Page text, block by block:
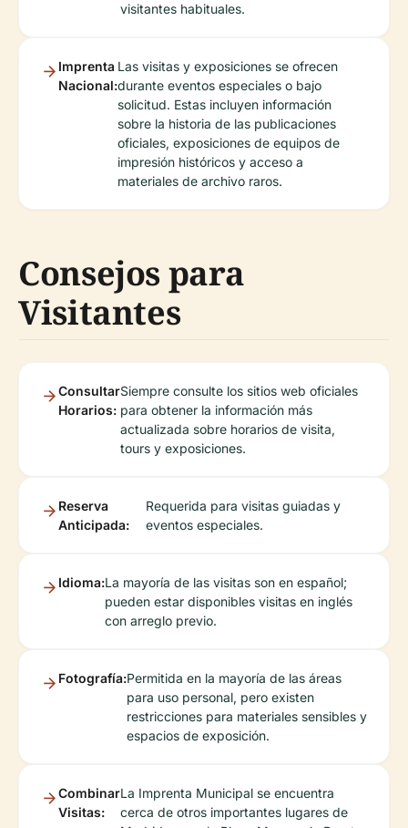
visitantes habituales.
Imprenta
Nacional:
Las visitas y exposiciones se ofrecen
durante eventos especiales o bajo
solicitud. Estas incluyen información
sobre la historia de las publicaciones
oficiales, exposiciones de equipos de
impresión históricos y acceso a
materiales de archivo raros.
Consejos para
Visitantes
Consultar
Horarios:
Siempre consulte los sitios web oficiales
para obtener la información más
actualizada sobre horarios de visita,
tours y exposiciones.
Reserva
Anticipada:
Requerida para visitas guiadas y
eventos especiales.
Idioma:La mayoría de las visitas son en español;
pueden estar disponibles visitas en inglés
con arreglo previo.
Fotografía:Permitida en la mayoría de las áreas
para uso personal, pero existen
restricciones para materiales sensibles y
espacios de exposición.
Combinar
Visitas:
La Imprenta Municipal se encuentra
cerca de otros importantes lugares de